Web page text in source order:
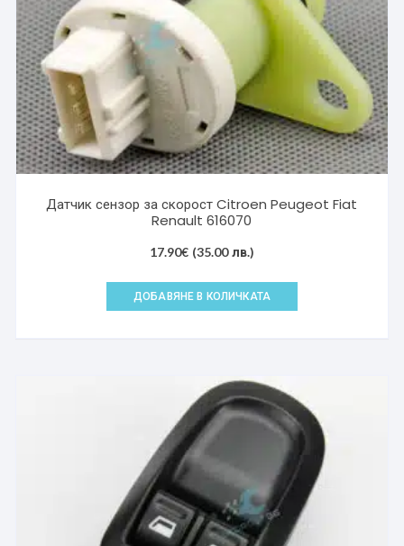
Датчик сензор за скорост Citroen Peugeot Fiat
Renault 616070
17.90€ (35.00 лв.)
ДОБАВЯНЕ В КОЛИЧКАТА